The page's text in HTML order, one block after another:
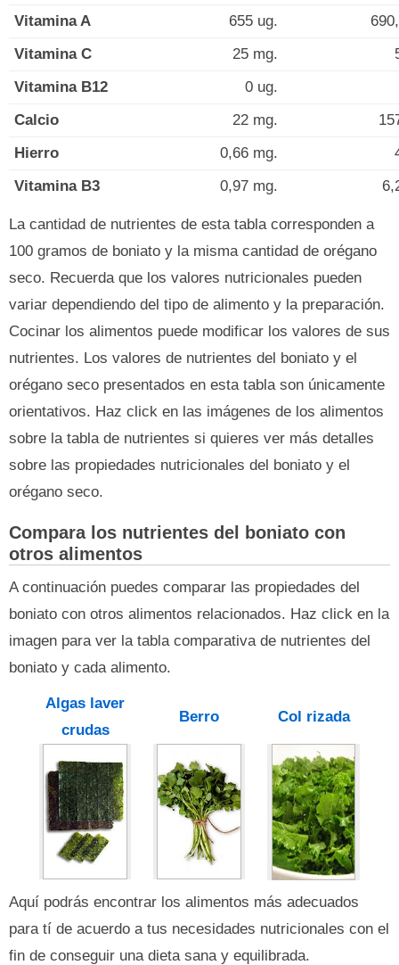
Vitamina A
655 ug.
Vitamina C
25 mg.
Vitamina B12
0 ug.
Calcio
22 mg.
Hierro
0,66 mg.
Vitamina B3
0,97 mg.
La cantidad de nutrientes de esta tabla corresponden a
100 gramos de boniato y la misma cantidad de orégano
seco. Recuerda que los valores nutricionales pueden
variar dependiendo del tipo de alimento y la preparación.
Cocinar los alimentos puede modificar los valores de sus
nutrientes. Los valores de nutrientes del boniato y el
orégano seco presentados en esta tabla son únicamente
orientativos. Haz click en las imágenes de los alimentos
sobre la tabla de nutrientes si quieres ver más detalles
sobre las propiedades nutricionales del boniato y el
orégano seco.
Compara los nutrientes del boniato con
otros alimentos
A continuación puedes comparar las propiedades del
boniato con otros alimentos relacionados. Haz click en la
imagen para ver la tabla comparativa de nutrientes del
boniato y cada alimento.
Algas laver
crudas
Berro Col rizada
Aquí podrás encontrar los alimentos más adecuados
para tí de acuerdo a tus necesidades nutricionales con el
fin de conseguir una dieta sana y equilibrada.